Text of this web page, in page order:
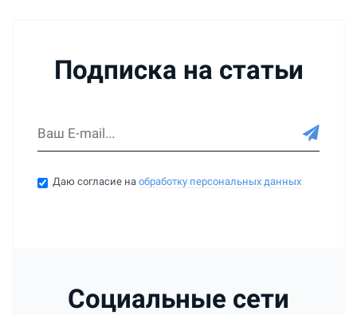
Подписка на статьи
Даю согласие наобработку персональных данных
Социальные сети